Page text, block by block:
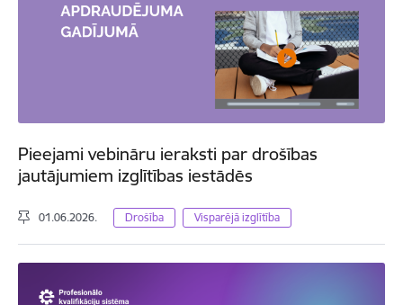
Pieejami vebināru ieraksti par drošības
jautājumiem izglītības iestādēs
01.06.2026. Drošība Visparējā izglītība